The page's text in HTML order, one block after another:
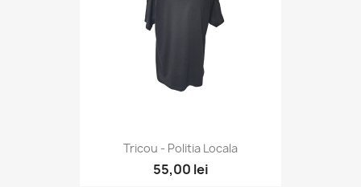
Tricou - Politia Locala
55,00 lei